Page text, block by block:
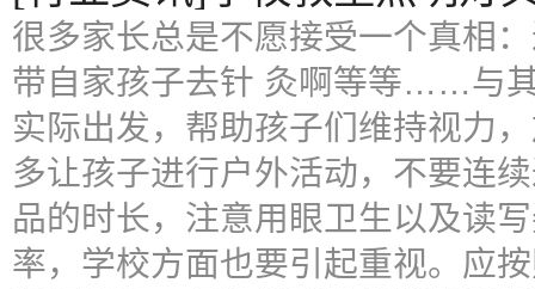
很多家长总是不愿接受一个真相
带自家孩子去针 灸啊等等……与
实际出发，帮助孩子们维持视力
多让孩子进行户外活动，不要连
品的时长，注意用眼卫生以及读
率，学校方面也要引起重视。应